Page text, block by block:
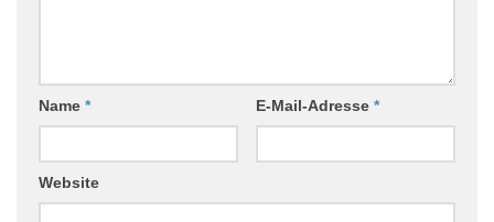
Name * E-Mail-Adresse *
Website